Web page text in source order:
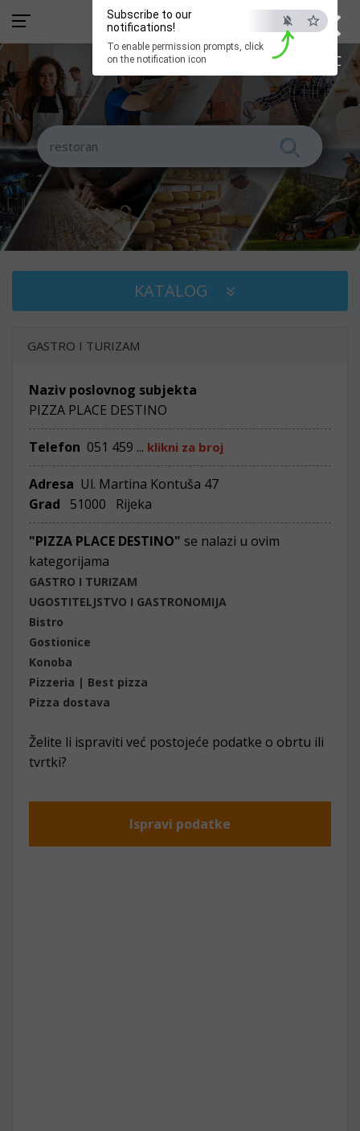
×
ESC
Subscribe to our
notifications!
To enable permission prompts, click
on the notification icon
KATALOG
GASTRO I TURIZAM
Naziv poslovnog subjekta
PIZZA PLACE DESTINO
Telefon 051 459 ... klikni za broj
Adresa Ul. Martina Kontuša 47
Grad
51000 Rijeka
"PIZZA PLACE DESTINO" se nalazi u ovim
kategorijama
GASTRO I TURIZAM
UGOSTITELJSTVO I GASTRONOMIJA
Bistro
Gostionice
Konoba
Pizzeria | Best pizza
Pizza dostava
Želite li ispraviti već postojeće podatke o obrtu ili
tvrtki?
Ispravi podatke